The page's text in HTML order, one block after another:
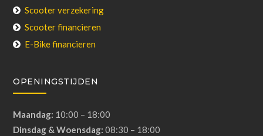
Scooter verzekering
Scooter financieren
E-Bike financieren
OPENINGSTIJDEN
Maandag: 10:00 – 18:00
Dinsdag & Woensdag: 08:30 – 18:00